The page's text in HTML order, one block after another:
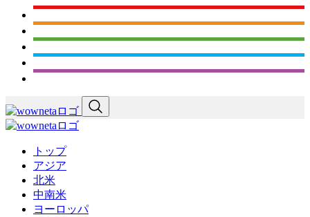
トップ
アジア
北米
中南米
ヨーロッパ